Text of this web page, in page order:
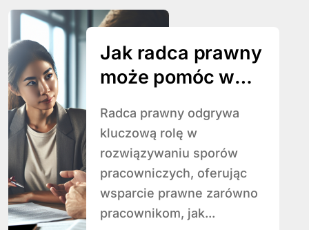
Jak radca prawny
może pomóc w
pracodawcą?
Radca prawny odgrywa
kluczową rolę w
rozwiązywaniu sporów
pracowniczych, oferując
wsparcie prawne zarówno
pracownikom, jak...